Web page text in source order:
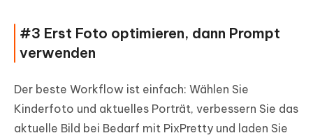
#3 Erst Foto optimieren, dann Prompt
verwenden
Der beste Workflow ist einfach: Wählen Sie
Kinderfoto und aktuelles Porträt, verbessern Sie das
aktuelle Bild bei Bedarf mit PixPretty und laden Sie